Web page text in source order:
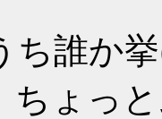
ち誰か
ちょっ